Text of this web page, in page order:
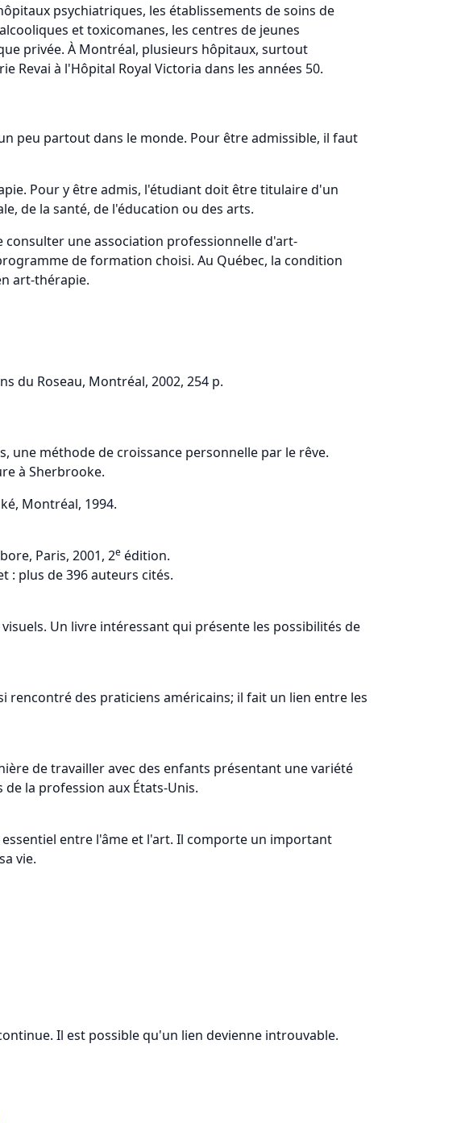
psychiatriques, les établissements de soins de
et toxicomanes, les centres de jeunes
privée. À Montréal, plusieurs hôpitaux, surtout
à l'Hôpital Royal Victoria dans les années 50.
peu partout dans le monde. Pour être admissible, il faut
Pour y être admis, l'étudiant doit être titulaire d'un
de la santé, de l'éducation ou des arts.
une association professionnelle d'art-
de formation choisi. Au Québec, la condition
art-thérapie.
du Roseau, Montréal, 2002, 254 p.
une méthode de croissance personnelle par le rêve.
à Sherbrooke.
Montréal, 1994.
Paris, 2001, 2e édition.
: plus de 396 auteurs cités.
Un livre intéressant qui présente les possibilités de
des praticiens américains; il fait un lien entre les
de travailler avec des enfants présentant une variété
la profession aux États-Unis.
entre l'âme et l'art. Il comporte un important
vie.
Il est possible qu'un lien devienne introuvable.